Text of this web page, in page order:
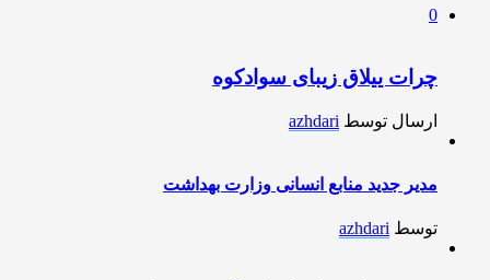
0
چرات ییلاق زیبای سوادکوه
ارسال توسط azhdari
مدیر جدید منابع انسانی وزارت بهداشت
توسط azhdari